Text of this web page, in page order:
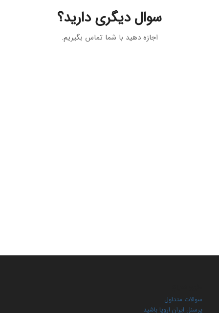
سوال دیگری دارید؟
اجازه دهید با شما تماس بگیریم.
سوالات متداول
پرسنل ایران اروپا باشید